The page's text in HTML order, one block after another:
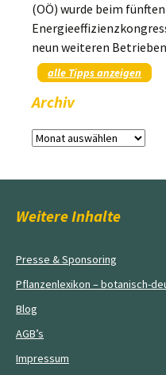
(OÖ) wurde beim
neun weiteren
alle Tipps anzeigen
Archiv
Archiv
Weitere Inhalte
Presse & Sponsoring
Pflanzenlexikon – botanisch-
Blog
AGB’s
Impressum